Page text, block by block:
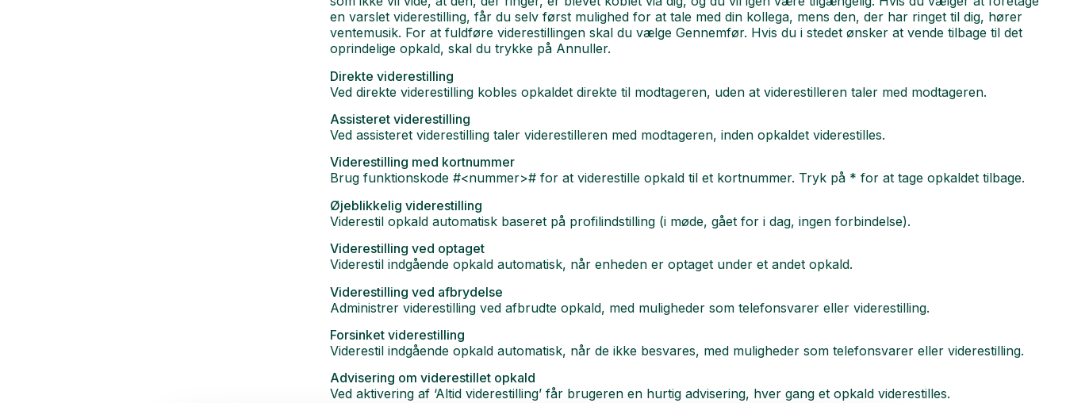
en varslet viderestilling, får du selv først mulighed for at tale med din kollega, mens den, der har ringet til dig, hører
ventemusik. For at fuldføre viderestillingen skal du vælge Gennemfør. Hvis du i stedet ønsker at vende tilbage til det
oprindelige opkald, skal du trykke på Annuller.
Direkte viderestilling
Ved direkte viderestilling kobles opkaldet direkte til modtageren, uden at viderestilleren taler med modtageren.
Assisteret viderestilling
Ved assisteret viderestilling taler viderestilleren med modtageren, inden opkaldet viderestilles.
Viderestilling med kortnummer
Brug funktionskode #<nummer># for at viderestille opkald til et kortnummer. Tryk på * for at tage opkaldet tilbage.
Øjeblikkelig viderestilling
Viderestil opkald automatisk baseret på profilindstilling (i møde, gået for i dag, ingen forbindelse).
Viderestilling ved optaget
Viderestil indgående opkald automatisk, når enheden er optaget under et andet opkald.
Viderestilling ved afbrydelse
Administrer viderestilling ved afbrudte opkald, med muligheder som telefonsvarer eller viderestilling.
Forsinket viderestilling
Viderestil indgående opkald automatisk, når de ikke besvares, med muligheder som telefonsvarer eller viderestilling.
Advisering om viderestillet opkald
Ved aktivering af ‘Altid viderestilling’ får brugeren en hurtig advisering, hver gang et opkald viderestilles.